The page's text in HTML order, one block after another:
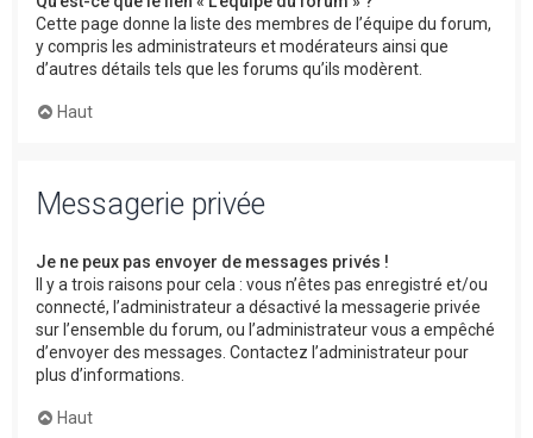
Cette page donne la liste des membres de l’équipe du forum,
y compris les administrateurs et modérateurs ainsi que
d’autres détails tels que les forums qu’ils modèrent.
Haut
Messagerie privée
Je ne peux pas envoyer de messages privés !
Il y a trois raisons pour cela : vous n’êtes pas enregistré et/ou
connecté, l’administrateur a désactivé la messagerie privée
sur l’ensemble du forum, ou l’administrateur vous a empêché
d’envoyer des messages. Contactez l’administrateur pour
plus d’informations.
Haut